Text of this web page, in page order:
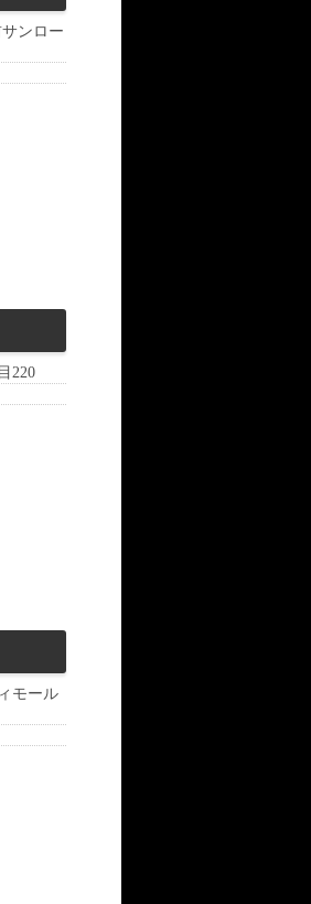
ンロー
220
モール